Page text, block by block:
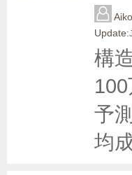
Update:
構
予
均